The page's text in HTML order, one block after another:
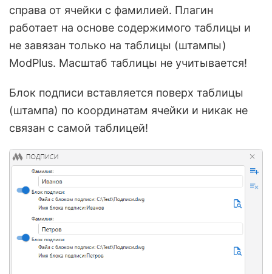
справа от ячейки с фамилией. Плагин
работает на основе содержимого таблицы и
не завязан только на таблицы (штампы)
ModPlus. Масштаб таблицы не учитывается!
Блок подписи вставляется поверх таблицы
(штампа) по координатам ячейки и никак не
связан с самой таблицей!